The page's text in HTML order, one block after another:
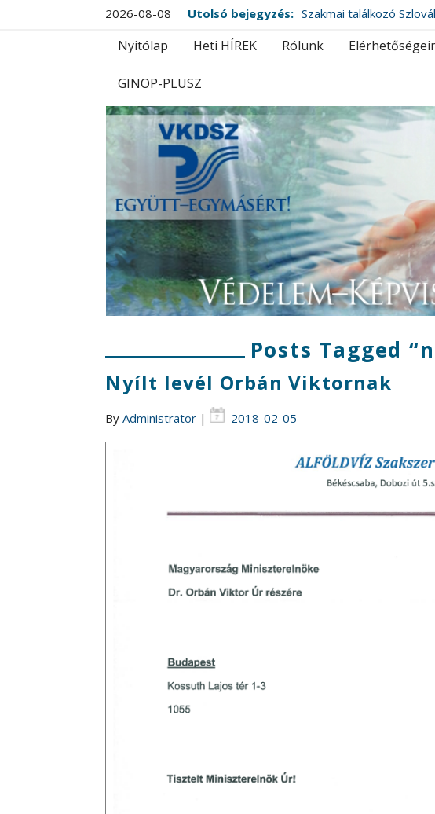
2026-08-08 Utolsó bejegyzés: Szakmai találkozó
Nyitólap Heti HÍREK Rólunk
GINOP-PLUSZ
Posts Tagged
Nyílt levél Orbán Viktornak
ByAdministrator | 2018-02-05